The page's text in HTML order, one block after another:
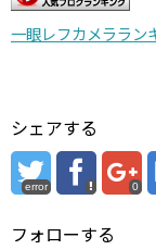
一眼レフカメララン
シェアする
error 0
フォローする